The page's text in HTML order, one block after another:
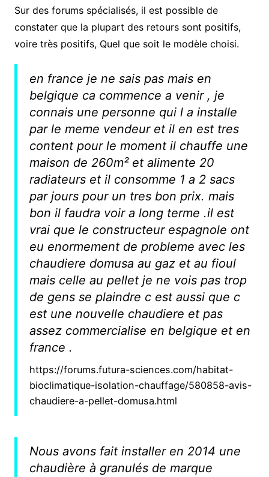
Sur des forums spécialisés, il est possible de
constater que la plupart des retours sont positifs,
voire très positifs, Quel que soit le modèle choisi.
en france je ne sais pas mais en
belgique ca commence a venir , je
connais une personne qui l a installe
par le meme vendeur et il en est tres
content pour le moment il chauffe une
maison de 260m² et alimente 20
radiateurs et il consomme 1 a 2 sacs
par jours pour un tres bon prix. mais
bon il faudra voir a long terme .il est
vrai que le constructeur espagnole ont
eu enormement de probleme avec les
chaudiere domusa au gaz et au fioul
mais celle au pellet je ne vois pas trop
de gens se plaindre c est aussi que c
est une nouvelle chaudiere et pas
assez commercialise en belgique et en
france .
https://forums.futura-sciences.com/habitat-
bioclimatique-isolation-chauffage/580858-avis-
chaudiere-a-pellet-domusa.html
Nous avons fait installer en 2014 une
chaudière à granulés de marque